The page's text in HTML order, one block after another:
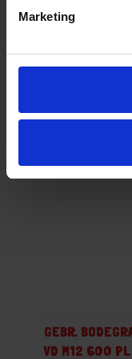
Marketing
GEBR.
VD M12 600